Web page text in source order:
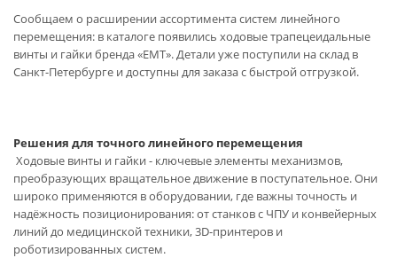
Сообщаем о расширении ассортимента систем линейного
перемещения: в каталоге появились ходовые трапецеидальные
винты и гайки бренда «EMT». Детали уже поступили на склад в
Санкт-Петербурге и доступны для заказа с быстрой отгрузкой.
Решения для точного линейного перемещения
Ходовые винты и гайки - ключевые элементы механизмов,
преобразующих вращательное движение в поступательное. Они
широко применяются в оборудовании, где важны точность и
надёжность позиционирования: от станков с ЧПУ и конвейерных
линий до медицинской техники, 3D-принтеров и
роботизированных систем.